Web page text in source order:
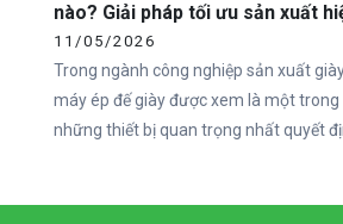
nào? Giải pháp tối ưu sản xuất
đại cùng Vietcha
11/05/2026
Trong ngành công nghiệp sản xuất
máy ép đế giày được xem là một trong
những thiết bị quan trọng nhất quyết